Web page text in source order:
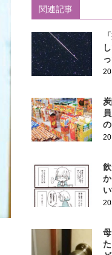
関連記事
の